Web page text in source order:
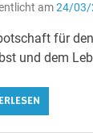
am24/03/
für
und dem